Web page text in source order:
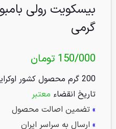
گرمی
150/000 تومان
200 گرم محصول کشور اوکراین
تاریخ انقضاء معتبر
» تضمین اصالت محصول
» ارسال به سراسر ایران